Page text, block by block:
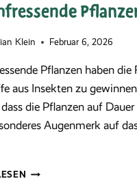
Klein Februar 6, 2026
Pflanzen haben die
aus Insekten zu
die Pflanzen auf Dauer
Augenmerk auf
DAS